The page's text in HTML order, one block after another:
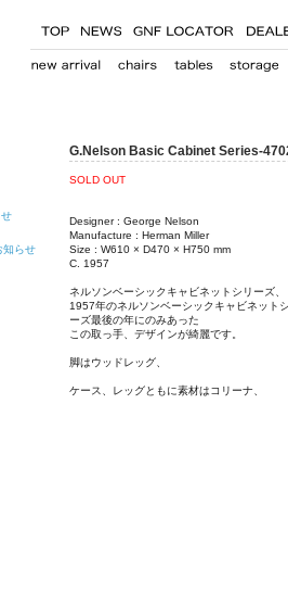
知らせ
G.Nelson Basic Cabinet Series-
SOLD OUT
Designer : George Nelson
Manufacture : Herman Miller
Size : W610 × D470 × H750 mm
C. 1957
ネルソンベーシックキャビネットシリーズ、
1957年のネルソンベーシックキャビネット
ーズ最後の年にのみあった
この取っ手、デザインが綺麗です。
脚はウッドレッグ、
ケース、レッグともに素材はコリーナ、